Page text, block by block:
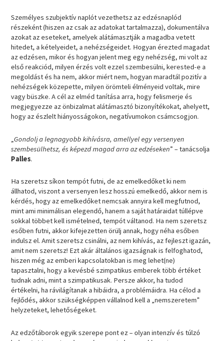
Személyes szubjektív naplót vezethetsz az edzésnaplód
részeként (hiszen az csak az adatokat tartalmazza), dokumentálva
azokat az eseteket, amelyek alátámasztják a magadba vetett
hitedet, a kételyeidet, a nehézségeidet. Hogyan érezted magadat
az edzésen, mikor és hogyan jelent meg egy nehézség, mi volt az
első reakciód, milyen érzés volt ezzel szembesülni, kerested-e a
megoldást és ha nem, akkor miért nem, hogyan maradtál pozitív a
nehézségek közepette, milyen örömteli élményeid voltak, mire
vagy büszke. A cél az elméd tanítása arra, hogy felismerje és
megjegyezze az önbizalmat alátámasztó bizonyítékokat, ahelyett,
hogy az észlelt hiányosságokon, negatívumokon csámcsogjon.
„Gondolj a legnagyobb kihívásra, amellyel egy versenyen
szembesülhetsz, és képezd magad arra az edzéseken” – tanácsolja
Palles.
Ha szeretsz síkon tempót futni, de az emelkedőket ki nem
állhatod, viszont a versenyen lesz hosszú emelkedő, akkor nem is
kérdés, hogy az emelkedőket nemcsak annyira kell megfutnod,
mint ami minimálisan elegendő, hanem a saját határaidat túllépve
sokkal többet kell ismételned, tempót váltanod. Ha nem szeretsz
esőben futni, akkor kifejezetten örülj annak, hogy néha esőben
indulsz el. Amit szeretsz csinálni, az nem kihívás, az fejleszt igazán,
amit nem szeretsz! Ezt akár általános igazságnak is felfoghatod,
hiszen még az emberi kapcsolatokban is meg lehet(ne)
tapasztalni, hogy a kevésbé szimpatikus emberek több értéket
tudnak adni, mint a szimpatikusak. Persze akkor, ha tudod
értékelni, ha rávilágítanak a hibáidra, a problémáidra. Ha célod a
fejlődés, akkor szükségképpen vállalnod kell a „nemszeretem”
helyzeteket, lehetőségeket.
Az edzőtáborok egyik szerepe pont ez – olyan intenzív és túlzó